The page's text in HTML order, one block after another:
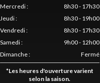
Mercredi:
8h30 - 17h30
Jeudi:
8h30 - 19h00
Vendredi:
8h30 - 17h30
Samedi:
9h00 - 12h00
Dimanche: Fermé
*Les heures d'ouverture varient
selon la saison.